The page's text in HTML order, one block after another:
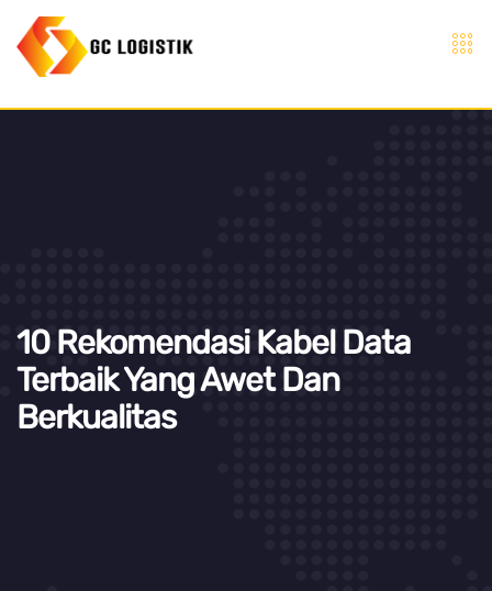
10 Rekomendasi Kabel Data
Terbaik Yang Awet Dan
Berkualitas